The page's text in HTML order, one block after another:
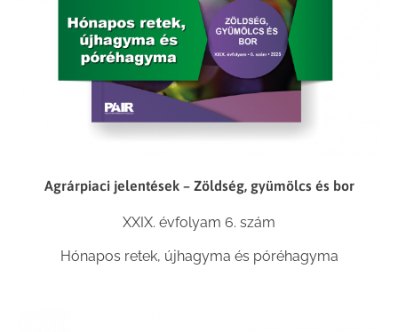
Agrárpiaci jelentések – Zöldség, gyümölcs és bor
XXIX. évfolyam 6. szám
Hónapos retek, újhagyma és póréhagyma